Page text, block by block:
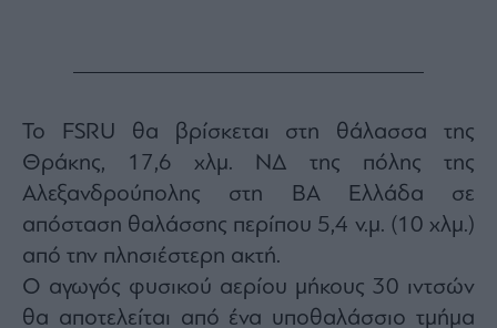
Το FSRU θα βρίσκεται στη θάλασσα της
Θράκης, 17,6 χλμ. ΝΔ της πόλης της
Αλεξανδρούπολης στη ΒΑ Ελλάδα σε
απόσταση θαλάσσης περίπου 5,4 ν.μ. (10 χλμ.)
από την πλησιέστερη ακτή.
Ο αγωγός φυσικού αερίου μήκους 30 ιντσών
θα αποτελείται από ένα υποθαλάσσιο τμήμα